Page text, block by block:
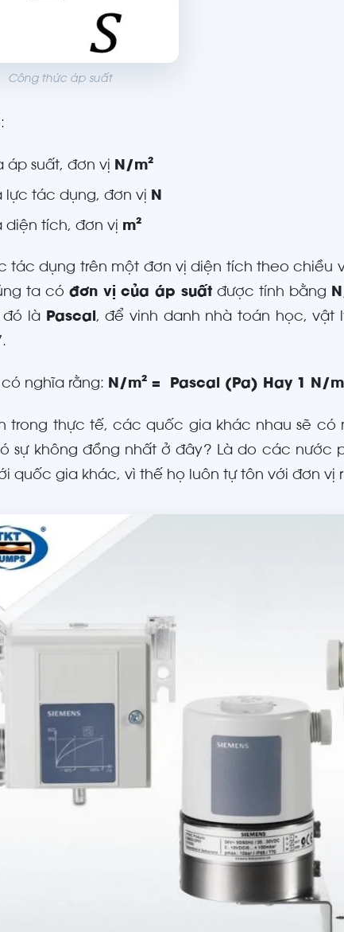
Công thức áp suất
áp suất, đơn vị N/m²
lực tác dụng, đơn vị N
diện tích, đơn vị m²
tác dụng trên một đơn vị diện tích theo
ta có đơn vị của áp suấtđược tính bằng
đó là Pascal, để vinh danh nhà toán học, vật
nghĩa rằng: N/m² = Pascal (Pa) Hay 1 N/m
trong thực tế, các quốc gia khác nhau sẽ
sự không đồng nhất ở đây? Là do các nước
quốc gia khác, vì thế họ luôn tự tôn với đơn vị